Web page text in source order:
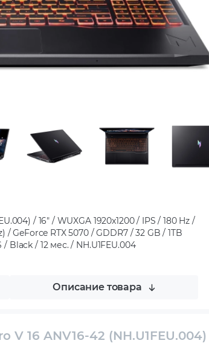
/ 16" / WUXGA 1920x1200 / IPS / 180 Hz /
/ GeForce RTX 5070 / GDDR7 / 32 GB / 1TB
Black / 12 мес. / NH.U1FEU.004
Описание товара
V 16 ANV16-42 (NH.U1FEU.004)